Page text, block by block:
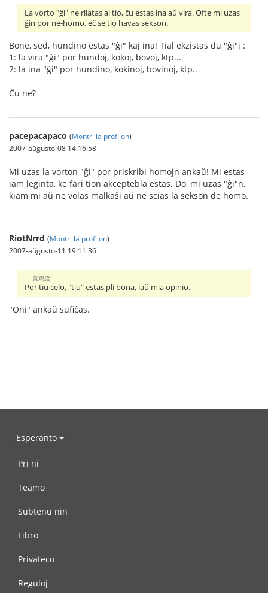
La vorto "ĝi" ne rilatas al tio, ĉu estas ina aŭ vira. Ofte mi uzas
ĝin por ne-homo, eĉ se tio havas sekson.
Bone, sed, hundino estas "ĝi" kaj ina! Tial ekzistas du "ĝi"j :
1: la vira "ĝi" por hundoj, kokoj, bovoj, ktp...
2: la ina "ĝi" por hundino, kokinoj, bovinoj, ktp..
Ĉu ne?
pacepacapaco (Montri la profilon)
2007-aŭgusto-08 14:16:58
Mi uzas la vorton "ĝi" por priskribi homojn ankaŭ! Mi estas
iam leginta, ke fari tion akceptebla estas. Do, mi uzas "ĝi"n,
kiam mi aŭ ne volas malkaŝi aŭ ne scias la sekson de homo.
RiotNrrd (Montri la profilon)
2007-aŭgusto-11 19:11:36
黄鸡蛋:
Por tiu celo, "tiu" estas pli bona, laŭ mia opinio.
"Oni" ankaŭ sufiĉas.
Esperanto
Pri ni
Teamo
Subtenu nin
Libro
Privateco
Reguloj